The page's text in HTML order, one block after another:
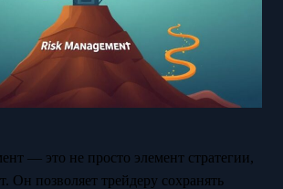
— это не просто элемент стратегии,
Он позволяет трейдеру сохранять